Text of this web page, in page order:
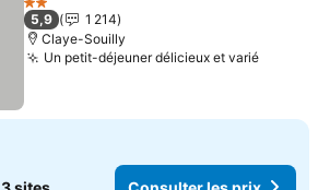
2 Étoiles
5,9
1 214
Claye-Souilly
Un petit-déjeuner délicieux et varié